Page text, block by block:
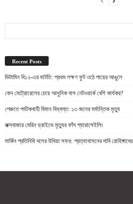
Recent Posts
ভিটামিন বি১২-এর ঘাটতি: প্রথম লক্ষণ ফুট ওঠে পায়ের আঙুলে
কেন মেট্রোরেলের চেয়ে আধুনিক বাস নেটওয়ার্ক বেশি কার্যকর?
পেরুতে পর্যটকবাহী বিমান বিধ্বস্ত: ১৩ জনের মর্মান্তিক মৃত্যু
কক্সবাজার মেরিন ড্রাইভে মৃত্যুর ফাঁদ প্যারাসেইলিং
মার্কিন প্রতিনিধি দলের উখিয়া সফর: প্রত্যাবাসনের দাবি রোহিঙ্গাদের